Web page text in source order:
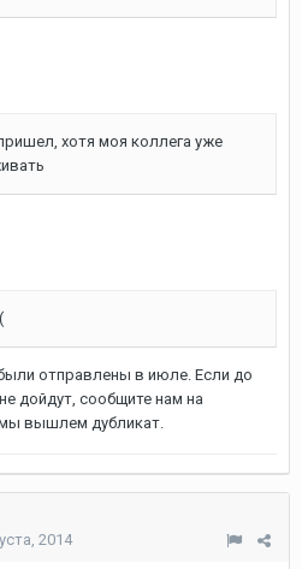
хотя моя коллега уже
отправлены в июле. Если до
дойдут, сообщите нам на
мы вышлем дубликат.
2014